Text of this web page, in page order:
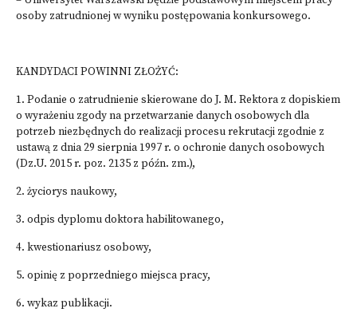
osoby zatrudnionej w wyniku postępowania konkursowego.
KANDYDACI POWINNI ZŁOŻYĆ:
1. Podanie o zatrudnienie skierowane do J. M. Rektora z dopiskiem
o wyrażeniu zgody na przetwarzanie danych osobowych dla
potrzeb niezbędnych do realizacji procesu rekrutacji zgodnie z
ustawą z dnia 29 sierpnia 1997 r. o ochronie danych osobowych
(Dz.U. 2015 r. poz. 2135 z późn. zm.),
2. życiorys naukowy,
3. odpis dyplomu doktora habilitowanego,
4. kwestionariusz osobowy,
5. opinię z poprzedniego miejsca pracy,
6. wykaz publikacji.